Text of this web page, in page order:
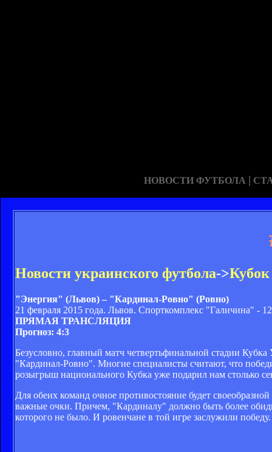
НОВОСТИ ФУТБОЛА |
Новости украинского футбола->
"Энергия" (Львов) – "Кардинал-Ровно" (Ровно)
21 февраля 2015 года. Львов. Спорткомплекс "Галичина" -
ПРЯМАЯ ТРАНСЛЯЦИЯ
Прогноз: 4:3
Безусловно, главный матч четвертьфинальной стадии
"Кардинал-Ровно". Многие специалисты считают, что
розыгрыш национального Кубка уже подарил нам столько
Для обеих команд очное противостояние будет
важные очки. Причем, "Кардиналу" должно быть более
которого не было. И ровенчане в той игре заслужили